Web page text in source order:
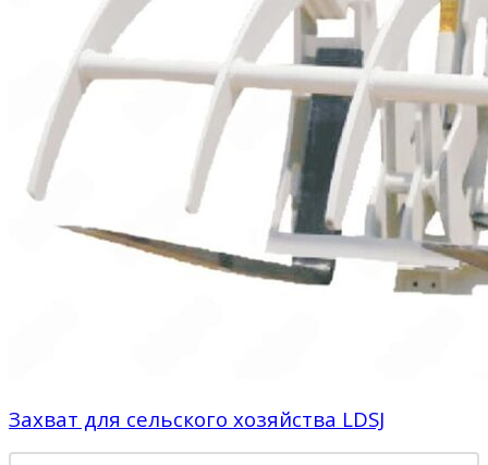
Захват для сельского хозяйства LDSJ